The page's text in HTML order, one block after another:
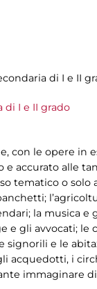
di I e II
di I e II grado
con le opere in
accurato alle
tematico o
la musica
gli avvocati; le
signorili e le
acquedotti, i
immaginare